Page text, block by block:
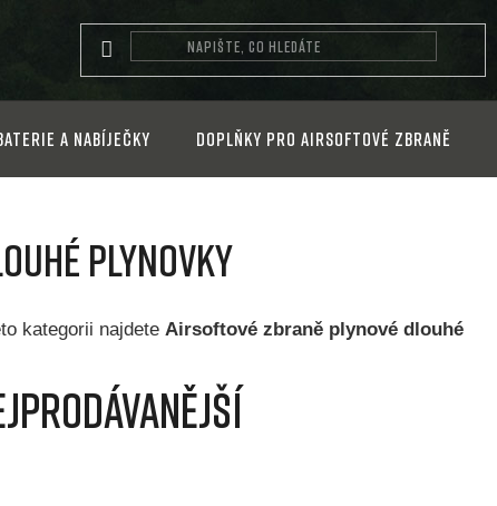
a nabíječky Doplňky pro airsoftové zbraně
plynovky
kategorii najdete Airsoftové zbraně plynové dlouhé